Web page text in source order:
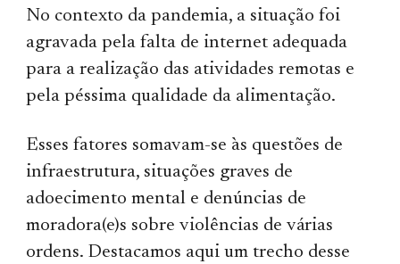
No contexto da pandemia, a situação foi
agravada pela falta de internet adequada
para a realização das atividades remotas e
pela péssima qualidade da alimentação.
Esses fatores somavam-se às questões de
infraestrutura, situações graves de
adoecimento mental e denúncias de
moradora(e)s sobre violências de várias
ordens. Destacamos aqui um trecho desse